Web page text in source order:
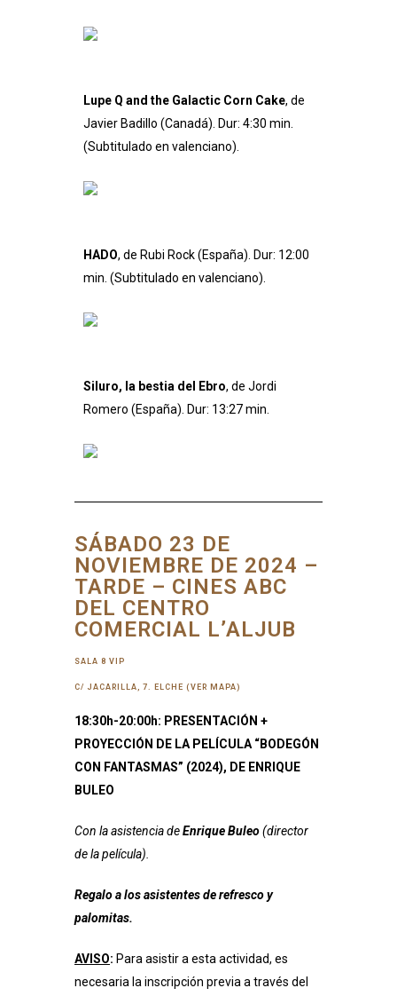
Lupe Q and the Galactic Corn Cake, de
Javier Badillo (Canadá). Dur: 4:30 min.
(Subtitulado en valenciano).
HADO, de Rubi Rock (España). Dur: 12:00
min. (Subtitulado en valenciano).
Siluro, la bestia del Ebro, de Jordi
Romero (España). Dur: 13:27 min.
SÁBADO 23 DE
NOVIEMBRE DE 2024 –
TARDE – CINES ABC
DEL CENTRO
COMERCIAL L’ALJUB
SALA 8 VIP
C/ JACARILLA, 7. ELCHE (VER MAPA)
18:30h-20:00h: PRESENTACIÓN +
PROYECCIÓN DE LA PELÍCULA “BODEGÓN
CON FANTASMAS” (2024), DE ENRIQUE
BULEO
Con la asistencia deEnrique Buleo(director
de la película).
Regalo a los asistentes de refresco y
palomitas.
AVISO: Para asistir a esta actividad, es
necesaria la inscripción previa a través del